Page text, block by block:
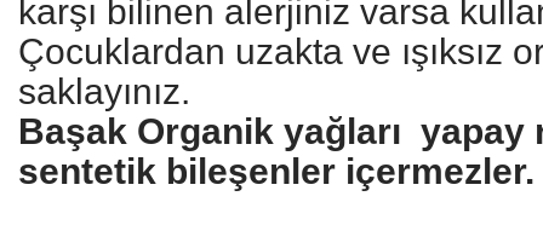
karşı bilinen alerjiniz varsa
Çocuklardan uzakta ve ışıksız
saklayınız.
Başak Organik yağları
sentetik bileşenler içermezler.